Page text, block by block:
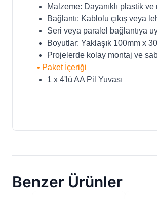
Malzeme: Dayanıklı plastik
Bağlantı: Kablolu çıkış veya
Seri veya paralel bağlantıya
Boyutlar: Yaklaşık 100mm x
Projelerde kolay montaj ve
• Paket İçeriği
1 x 4'lü AA Pil Yuvası
Benzer Ürünler